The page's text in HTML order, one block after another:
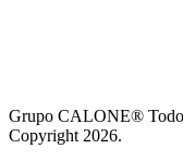
Grupo CALONE®
Copyright 2026.